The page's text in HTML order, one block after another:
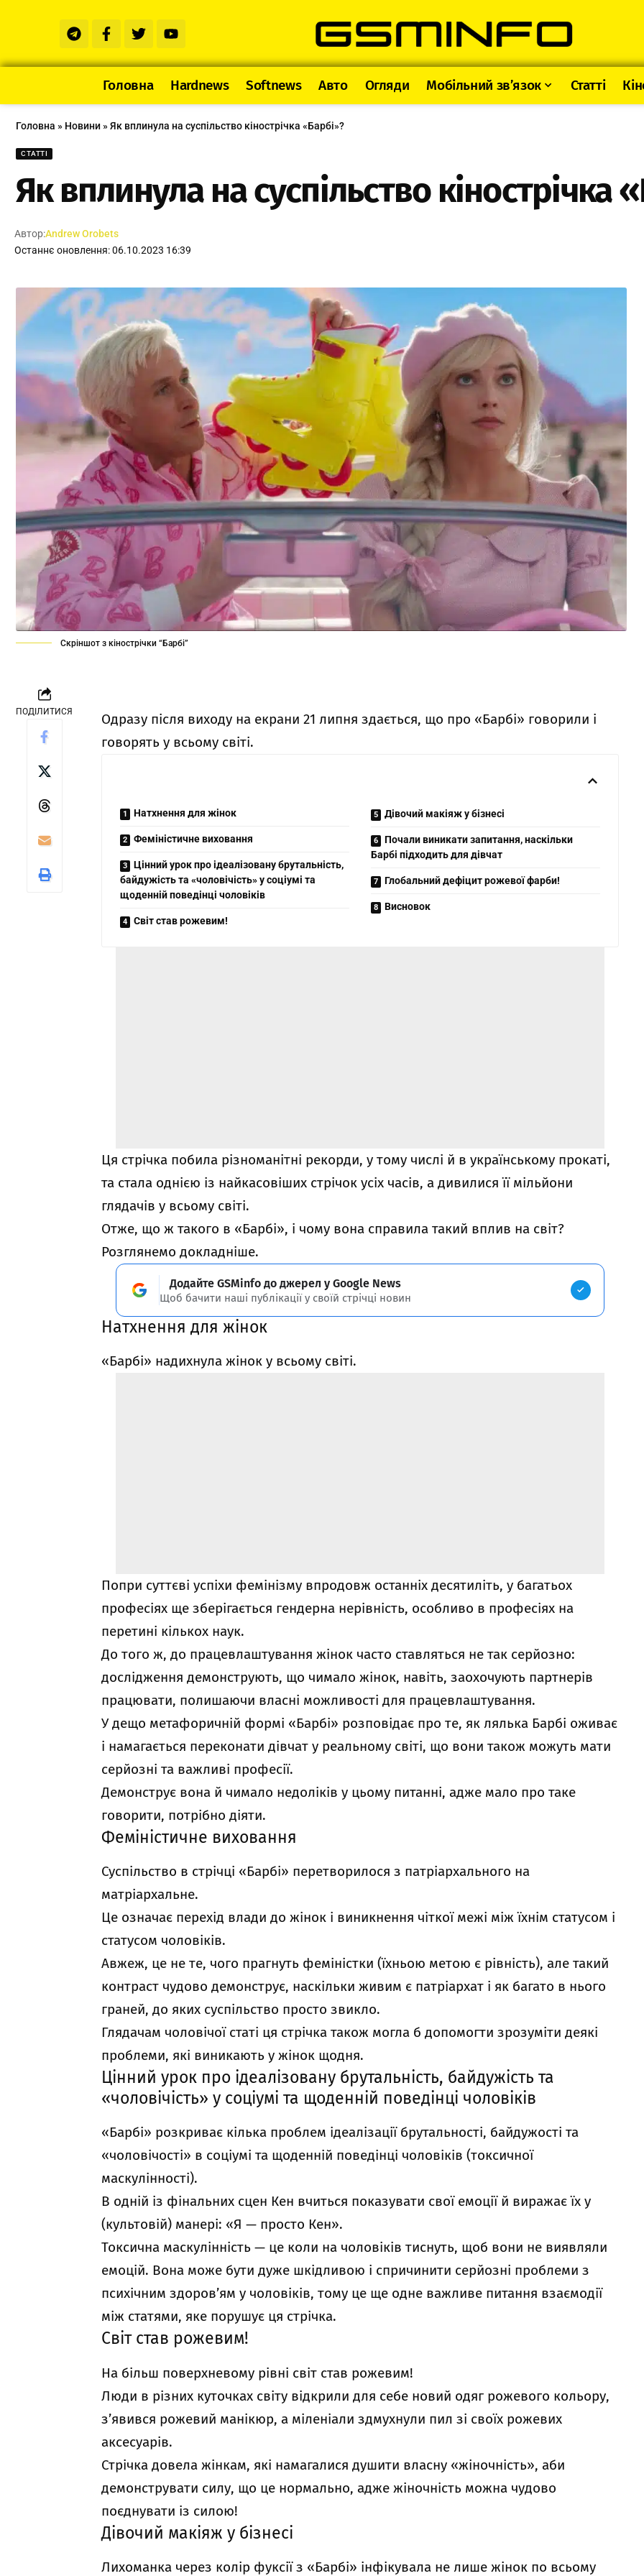
Головна Hardnews Softnews Авто Огляди Мобільний зв’язок Статті
Головна » Новини»Як вплинула на суспільство кінострічка «Барбі»?
СТАТТІ
Як вплинула на суспільство кінострічка
Останнє оновлення: 06.10.2023 16:39
Автор:Andrew Orobets
Скріншот з кінострічки “Барбі”
ПОДІЛИТИСЯ
Одразу після виходу на екрани 21 липня здається, що про «Барбі» говорили і
говорять у всьому світі.
Натхнення для жінок
Феміністичне виховання
Цінний урок про ідеалізовану брутальність,
байдужість та «чоловічість» у соціумі та
щоденній поведінці чоловіків
Світ став рожевим!
Дівочий макіяж у бізнесі
Почали виникати запитання, наскільки
Барбі підходить для дівчат
Глобальний дефіцит рожевої фарби!
Висновок
Ця стрічка побила різноманітні рекорди, у тому числі й в українському прокаті,
та стала однією із найкасовіших стрічок усіх часів, а дивилися її мільйони
глядачів у всьому світі.
Отже, що ж такого в «Барбі», і чому вона справила такий вплив на світ?
Розглянемо докладніше.
Додайте GSMinfo до джерел у Google News
Щоб бачити наші публікації у своїй стрічці новин
Натхнення для жінок
«Барбі» надихнула жінок у всьому світі.
Попри суттєві успіхи фемінізму впродовж останніх десятиліть, у багатьох
професіях ще зберігається гендерна нерівність, особливо в професіях на
перетині кількох наук.
До того ж, до працевлаштування жінок часто ставляться не так серйозно:
дослідження демонструють, що чимало жінок, навіть, заохочують партнерів
працювати, полишаючи власні можливості для працевлаштування.
У дещо метафоричній формі «Барбі» розповідає про те, як лялька Барбі оживає
і намагається переконати дівчат у реальному світі, що вони також можуть мати
серйозні та важливі професії.
Демонструє вона й чимало недоліків у цьому питанні, адже мало про таке
говорити, потрібно діяти.
Феміністичне виховання
Суспільство в стрічці «Барбі» перетворилося з патріархального на
матріархальне.
Це означає перехід влади до жінок і виникнення чіткої межі між їхнім статусом і
статусом чоловіків.
Авжеж, це не те, чого прагнуть феміністки (їхньою метою є рівність), але такий
контраст чудово демонструє, наскільки живим є патріархат і як багато в нього
граней, до яких суспільство просто звикло.
Глядачам чоловічої статі ця стрічка також могла б допомогти зрозуміти деякі
проблеми, які виникають у жінок щодня.
Цінний урок про ідеалізовану брутальність, байдужість та
«чоловічість» у соціумі та щоденній поведінці чоловіків
«Барбі» розкриває кілька проблем ідеалізації брутальності, байдужості та
«чоловічості» в соціумі та щоденній поведінці чоловіків (токсичної
маскулінності).
В одній із фінальних сцен Кен вчиться показувати свої емоції й виражає їх у
(культовій) манері: «Я — просто Кен».
Токсична маскулінність — це коли на чоловіків тиснуть, щоб вони не виявляли
емоцій. Вона може бути дуже шкідливою і спричинити серйозні проблеми з
психічним здоров’ям у чоловіків, тому це ще одне важливе питання взаємодії
між статями, яке порушує ця стрічка.
Світ став рожевим!
На більш поверхневому рівні світ став рожевим!
Люди в різних куточках світу відкрили для себе новий одяг рожевого кольору,
з’явився рожевий манікюр, а міленіали здмухнули пил зі своїх рожевих
аксесуарів.
Стрічка довела жінкам, які намагалися душити власну «жіночність», аби
демонструвати силу, що це нормально, адже жіночність можна чудово
поєднувати із силою!
Дівочий макіяж у бізнесі
Лихоманка через колір фуксії з «Барбі» інфікувала не лише жінок по всьому